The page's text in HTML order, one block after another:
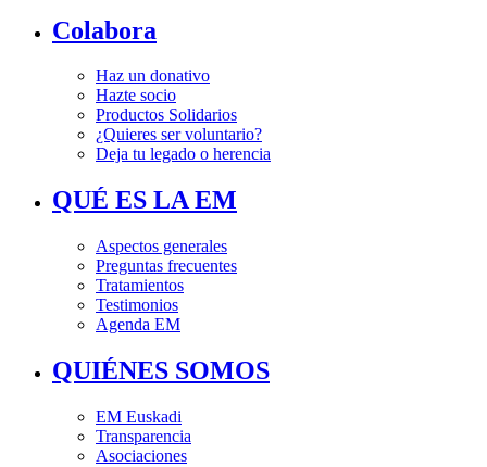
Colabora
Haz un donativo
Hazte socio
Productos Solidarios
¿Quieres ser voluntario?
Deja tu legado o herencia
QUÉ ES LA EM
Aspectos generales
Preguntas frecuentes
Tratamientos
Testimonios
Agenda EM
QUIÉNES SOMOS
EM Euskadi
Transparencia
Asociaciones